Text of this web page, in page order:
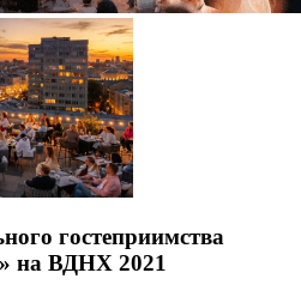
гостеприимства
на ВДНХ 2021